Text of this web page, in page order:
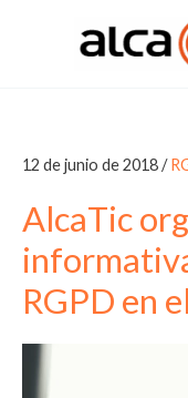
12 de junio de 2018/
AlcaTic
RGPD en